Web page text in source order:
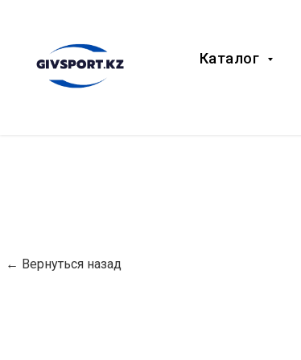
Каталог
← Вернуться назад